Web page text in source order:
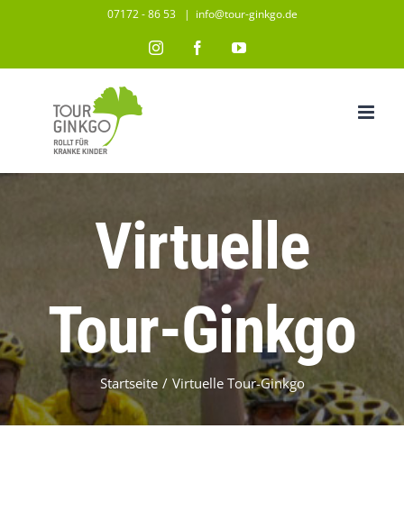
07172 - 86 53 | info@tour-ginkgo.de
InstagramFacebookYouTube
Virtuelle
Tour-Ginkgo
Startseite / Virtuelle Tour-Ginkgo